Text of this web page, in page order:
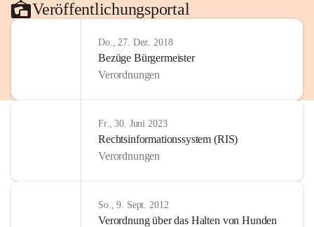
Veröffentlichungsportal
Do., 27. Dez. 2018
Bezüge Bürgermeister
Verordnungen
Fr., 30. Juni 2023
Rechtsinformationssystem (RIS)
Verordnungen
So., 9. Sept. 2012
Verordnung über das Halten von Hunden